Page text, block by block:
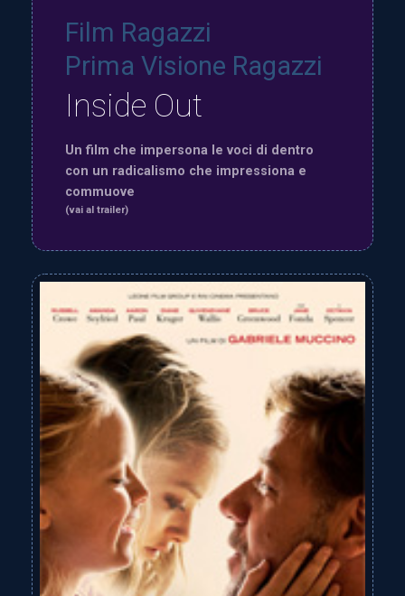
Film Ragazzi
Prima Visione Ragazzi
Inside Out
Un film che impersona le voci di dentro
con un radicalismo che impressiona e
commuove
(vai al trailer)